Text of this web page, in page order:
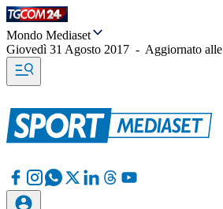
Mondo Mediaset
Giovedì 31 Agosto 2017 - Aggiornato alle